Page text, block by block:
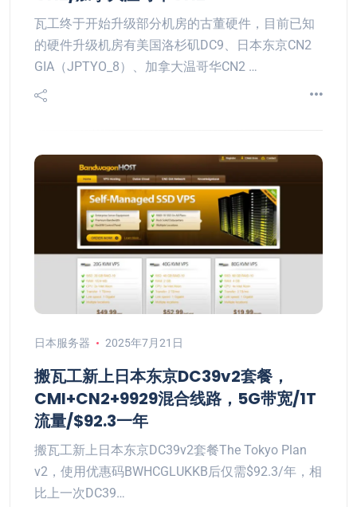
瓦工终于开始升级部分机房的古董硬件，目前已知
的硬件升级机房有美国洛杉矶DC9、日本东京CN2
GIA（JPTYO_8）、加拿大温哥华CN2 …
日本服务器 2025年7月21日
搬瓦工新上日本东京DC39v2套餐，
CMI+CN2+9929混合线路，5G带宽/1T
流量/$92.3一年
搬瓦工新上日本东京DC39v2套餐The Tokyo Plan
v2，使用优惠码BWHCGLUKKB后仅需$92.3/年，相
比上一次DC39…